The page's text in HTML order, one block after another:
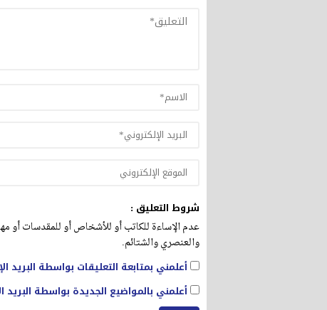
شروط التعليق :
عدم الإساءة للكاتب أو للأشخاص أو للمقدسات أو
والعنصري والشتائم.
أعلمني بمتابعة التعليقات بواسطة البريد
أعلمني بالمواضيع الجديدة بواسطة البريد